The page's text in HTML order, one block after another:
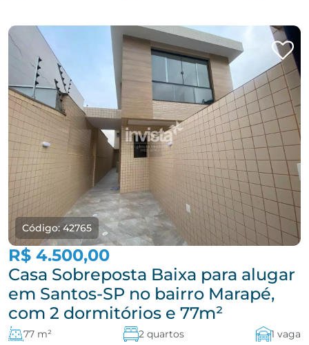
Código: 42765
R$ 4.500,00
Casa Sobreposta Baixa para alugar
em Santos-SP no bairro Marapé,
com 2 dormitórios e 77m²
77 m² 2 quartos 1 vaga